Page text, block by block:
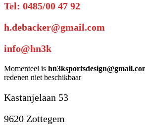
Tel: 0485/00 47 92
h.debacker@gmail.com
info@hn3k
Momenteel is
redenen niet beschikbaar
Kastanjelaan 53
9620 Zottegem